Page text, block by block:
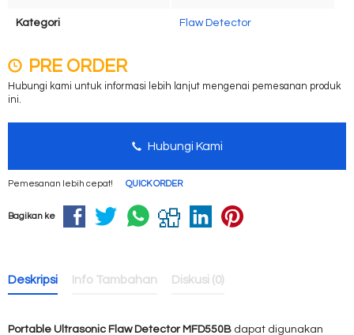
Kategori Flaw Detector
PRE ORDER
Hubungi kami untuk informasi lebih lanjut mengenai pemesanan produk
ini.
Hubungi Kami
Pemesanan lebih cepat! QUICK ORDER
Bagikan ke
Deskripsi Info Tambahan Diskusi (0)
Portable Ultrasonic Flaw Detector MFD550B dapat digunakan